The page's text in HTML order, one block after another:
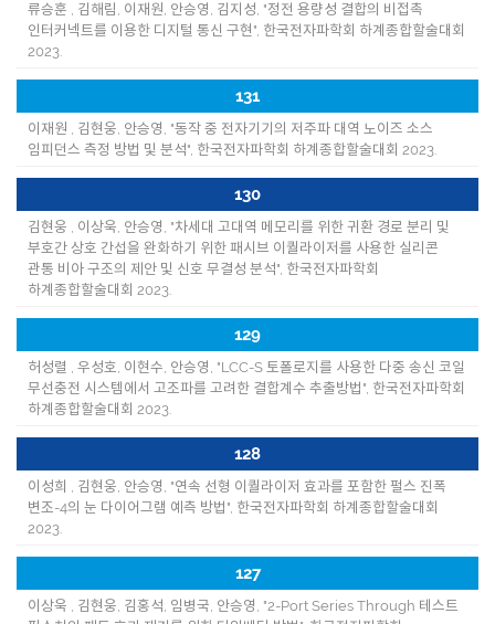
류승훈 , 김해림, 이재원, 안승영, 김지성, "정전 용량성 결합의 비접촉
인터커넥트를 이용한 디지털 통신 구현", 한국전자파학회 하계종합할술대회
2023.
131
이재원 , 김현웅, 안승영, "동작 중 전자기기의 저주파 대역 노이즈 소스
임피던스 측정 방법 및 분석", 한국전자파학회 하계종합할술대회 2023.
130
김현웅 , 이상욱, 안승영, "차세대 고대역 메모리를 위한 귀환 경로 분리 및
부호간 상호 간섭을 완화하기 위한 패시브 이퀄라이저를 사용한 실리콘
관통 비아 구조의 제안 및 신호 무결성 분석", 한국전자파학회
하계종합할술대회 2023.
129
허성렬 , 우성호, 이현수, 안승영, "LCC-S 토폴로지를 사용한 다중 송신 코일
무선충전 시스템에서 고조파를 고려한 결합계수 추출방법", 한국전자파학회
하계종합할술대회 2023.
128
이성희 , 김현웅, 안승영, "연속 선형 이퀄라이저 효과를 포함한 펄스 진폭
변조-4의 눈 다이어그램 예측 방법", 한국전자파학회 하계종합할술대회
2023.
127
이상욱 , 김현웅, 김홍석, 임병국, 안승영, "2-Port Series Through 테스트